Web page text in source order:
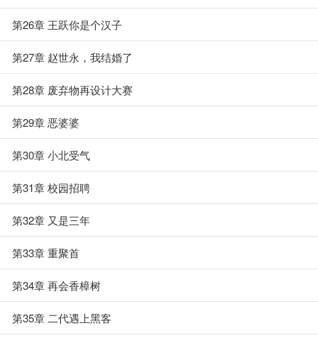
第26章 王跃你是个汉子
第27章 赵世永，我结婚了
第28章 废弃物再设计大赛
第29章 恶婆婆
第30章 小北受气
第31章 校园招聘
第32章 又是三年
第33章 重聚首
第34章 再会香樟树
第35章 二代遇上黑客